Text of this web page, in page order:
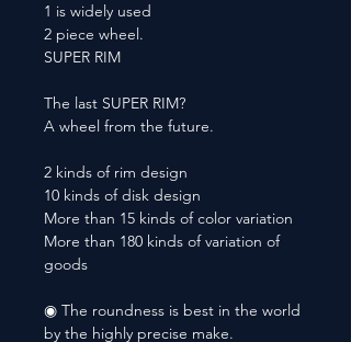
1 is widely used
2 piece wheel.
SUPER RIM
The last SUPER RIM?
A wheel from the future.
2 kinds of rim design
10 kinds of disk design
More than 15 kinds of color variation
More than 180 kinds of variation of
goods
◉ The roundness is best in the world
by the highly precise make.